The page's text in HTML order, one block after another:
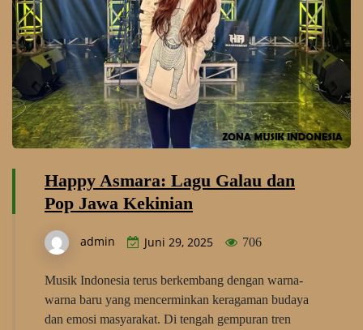
Happy Asmara: Lagu Galau dan
Pop Jawa Kekinian
admin Juni 29, 2025 706
Musik Indonesia terus berkembang dengan warna-
warna baru yang mencerminkan keragaman budaya
dan emosi masyarakat. Di tengah gempuran tren